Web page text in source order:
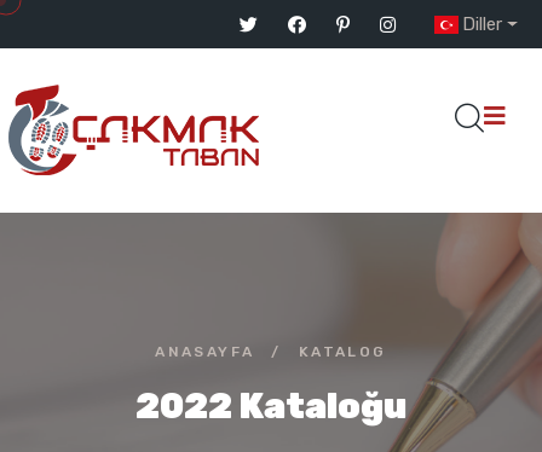
Diller
ANASAYFA / KATALOG
2022 Kataloğu